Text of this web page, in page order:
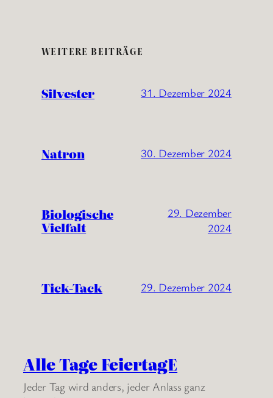
WEITERE BEITRÄGE
Silvester 31. Dezember 2024
Natron 30. Dezember 2024
Biologische
Vielfalt
29. Dezember
2024
Tick-Tack 29. Dezember 2024
Alle Tage FeiertagE
Jeder Tag wird anders, jeder Anlass ganz